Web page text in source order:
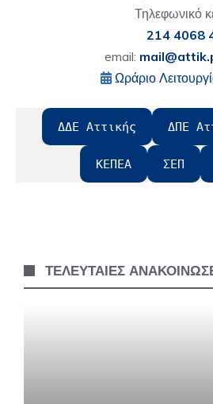
Τηλεφωνικό
214 4068
email:
Ωράριο
ΔΔΕ Αττικής ΔΠΕ
ΚΕΠΕΑ ΣΕΠ
ΤΕΛΕΥΤΑΙΕΣ